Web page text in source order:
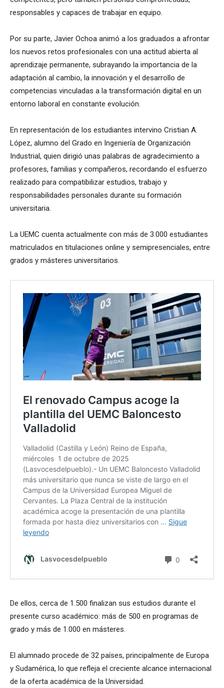
responsables y capaces de trabajar en equipo.
Por su parte, Javier Ochoa animó a los graduados a afrontar
los nuevos retos profesionales con una actitud abierta al
aprendizaje permanente, subrayando la importancia de la
adaptación al cambio, la innovación y el desarrollo de
competencias vinculadas a la transformación digital en un
entorno laboral en constante evolución.
En representación de los estudiantes intervino Cristian A.
López, alumno del Grado en Ingeniería de Organización
Industrial, quien dirigió unas palabras de agradecimiento a
profesores, familias y compañeros, recordando el esfuerzo
realizado para compatibilizar estudios, trabajo y
responsabilidades personales durante su formación
universitaria.
La UEMC cuenta actualmente con más de 3.000 estudiantes
matriculados en titulaciones online y semipresenciales, entre
grados y másteres universitarios.
De ellos, cerca de 1.500 finalizan sus estudios durante el
presente curso académico: más de 500 en programas de
grado y más de 1.000 en másteres.
El alumnado procede de 32 países, principalmente de Europa
y Sudamérica, lo que refleja el creciente alcance internacional
de la oferta académica de la Universidad.